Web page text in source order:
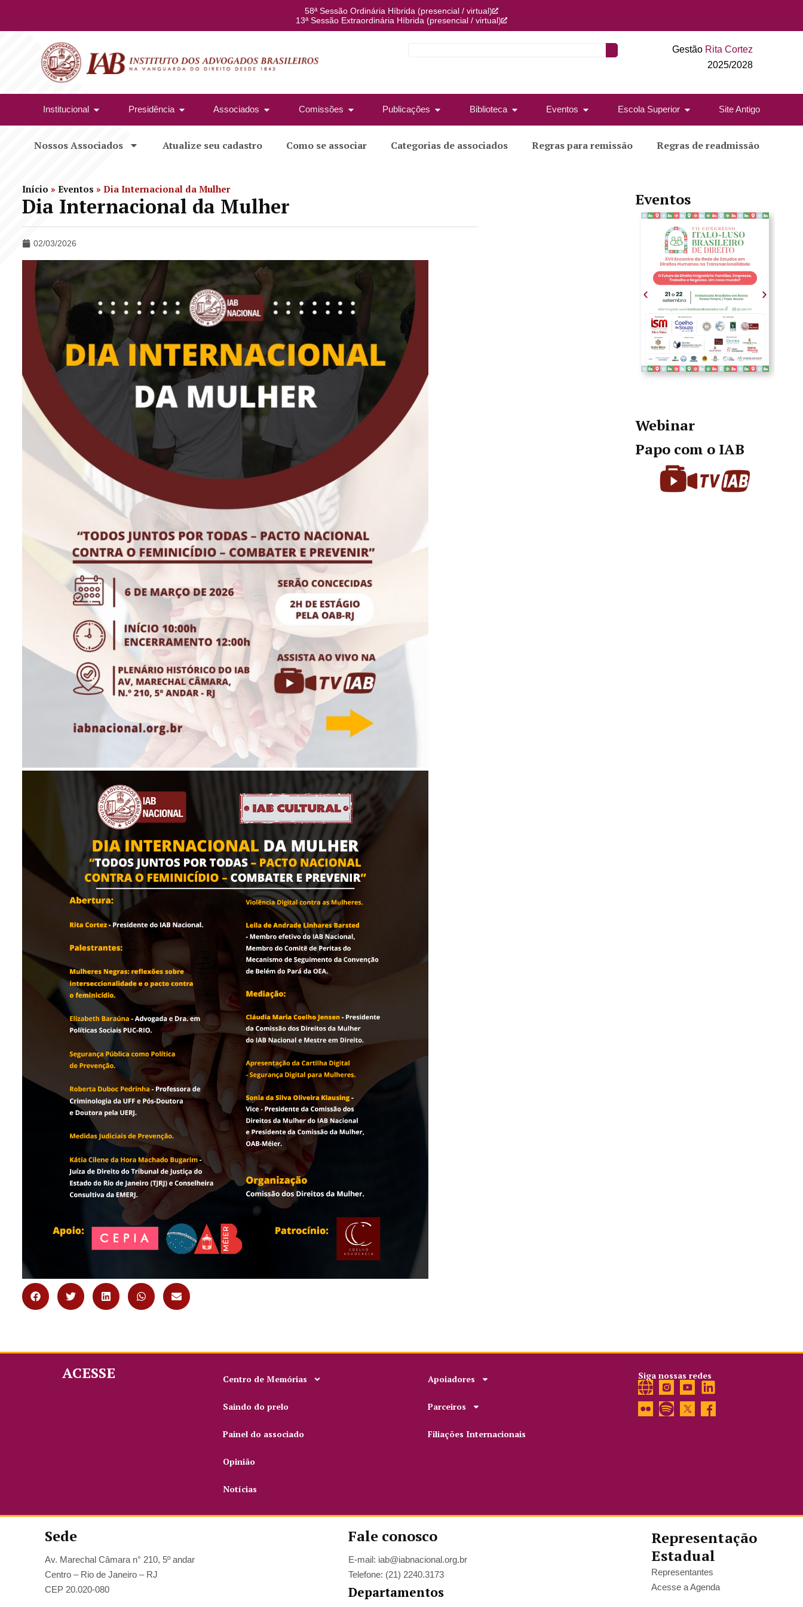
58ª Sessão Ordinária Híbrida (presencial / virtual)
13ª Sessão Extraordinária Híbrida (presencial / virtual)
Gestão Rita Cortez
2025/2028
Institucional Presidência Associados Comissões Publicações Biblioteca Eventos Escola Superior Site Antigo
Nossos Associados Atualize seu cadastro Como se associar Categorias de associados Regras para remissão Regras de readmissão
Início » Eventos » Dia Internacional da Mulher
Dia Internacional da Mulher
02/03/2026
Eventos
Webinar
Papo com o IAB
ACESSE Centro de Memórias
Saindo do prelo
Painel do associado
Opinião
Notícias
Apoiadores
Parceiros
Filiações Internacionais
Siga nossas redes
Sede
Av. Marechal Câmara n° 210, 5º andar
Centro – Rio de Janeiro – RJ
CEP 20.020-080
Fale conosco
E-mail: iab@iabnacional.org.br
Telefone: (21) 2240.3173
Departamentos
Representação
Estadual
Representantes
Acesse a Agenda